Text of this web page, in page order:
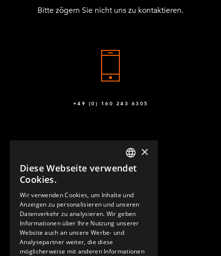
Bitte zögern Sie nicht uns zu kontaktieren.
+49 (0) 160 243 6305
KONTAKT
ENGLISH
×
Diese Webseite verwendet
Cookies.
Wir verwenden Cookies, um Inhalte und
Anzeigen zu personalisieren und unseren
Datenverkehr zu analysieren. Wir geben
Informationen über Ihre Nutzung unserer
Website auch an unsere Werbe- und
Analysepartner weiter, die diese
möglicherweise mit anderen Informationen